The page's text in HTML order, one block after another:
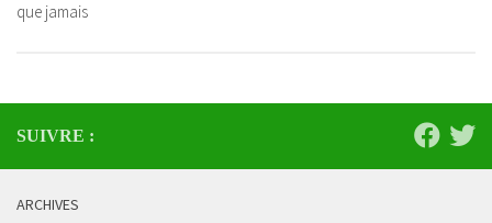
que jamais
SUIVRE :
ARCHIVES